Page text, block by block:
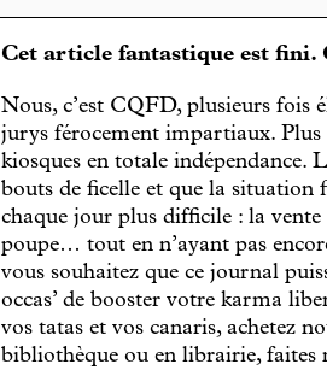
Cet article fantastique est fini.
Nous, c’est CQFD, plusieurs fois
jurys férocement impartiaux. Plus
kiosques en totale indépendance.
bouts de ficelle et que la situation
chaque jour plus difficile : la vente
poupe… tout en n’ayant pas
vous souhaitez que ce journal
occas’ de booster votre karma
vos tatas et vos canaris, achetez
bibliothèque ou en librairie, faites